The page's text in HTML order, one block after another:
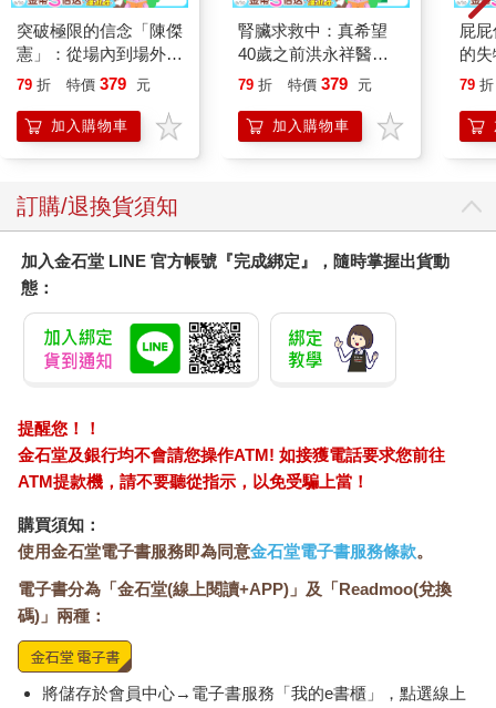
突破極限的信念「陳傑
憲」：從場內到場外，
台灣隊長全力以赴的堅
「日常私服小卡組」）
79 折 特價 379 元
加入購物車
腎臟求救中：真希望
40歲之前洪永祥醫師
就告訴我這些事
79 折 特價 379 元
加入購物車
屁
的
79 折
訂購/退換貨須知
加入金石堂 LINE 官方帳號『完成綁定』，隨時掌握出貨動
態：
提醒您！！
金石堂及銀行均不會請您操作ATM! 如接獲電話要求您前往
ATM提款機，請不要聽從指示，以免受騙上當！
購買須知：
使用金石堂電子書服務即為同意金石堂電子書服務條款。
電子書分為「金石堂(線上閱讀+APP)」及「Readmoo(兌換
碼)」兩種：
將儲存於會員中心→電子書服務「我的e書櫃」，點選線上